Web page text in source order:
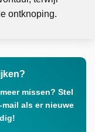
ontknoping.
missen? Stel
als er nieuwe